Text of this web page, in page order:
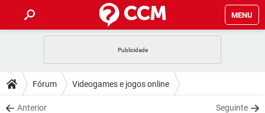
MENU
CELULAR FACEBOOK
OUTLOOK
DICAS
JOGOS WHATSAPP
DOWNLOADS
Fórum Videogames e jogos online
Anterior Seguinte